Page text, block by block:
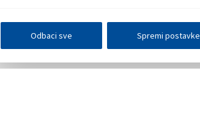
Odbaci sve Spremi postavke